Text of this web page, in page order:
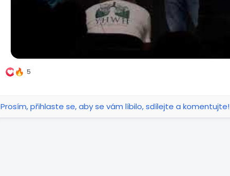
5
Prosím, přihlaste se, aby se vám líbilo, sdílejte a komentujte!